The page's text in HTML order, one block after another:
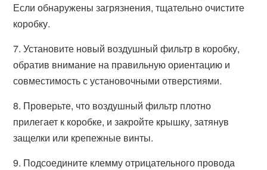
Если обнаружены загрязнения, тщательно очистите
коробку.
7. Установите новый воздушный фильтр в коробку,
обратив внимание на правильную ориентацию и
совместимость с установочными отверстиями.
8. Проверьте, что воздушный фильтр плотно
прилегает к коробке, и закройте крышку, затянув
защелки или крепежные винты.
9. Подсоедините клемму отрицательного провода